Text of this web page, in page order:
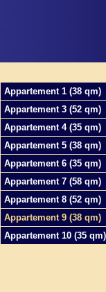
Appartement 1 (38 qm)
Appartement 3 (52 qm)
Appartement 4 (35 qm)
Appartement 5 (38 qm)
Appartement 6 (35 qm)
Appartement 7 (58 qm)
Appartement 8 (52 qm)
Appartement 9 (38 qm)
Appartement 10 (35 qm)